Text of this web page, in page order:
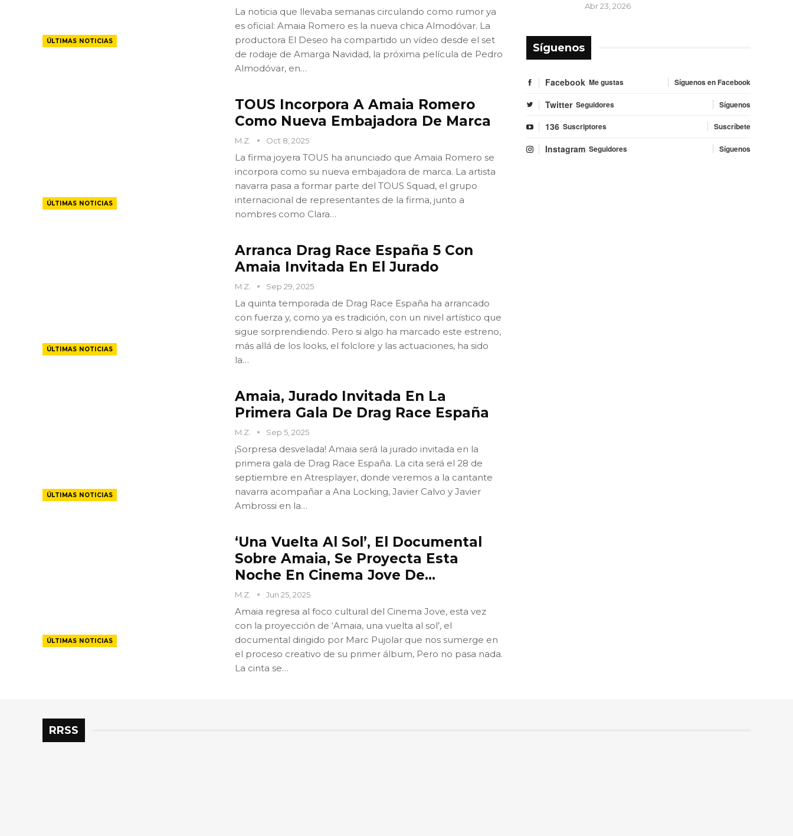
ÚLTIMAS NOTICIAS
La noticia que llevaba semanas circulando como rumor ya
es oficial: Amaia Romero es la nueva chica Almodóvar. La
productora El Deseo ha compartido un vídeo desde el set
de rodaje de Amarga Navidad, la próxima película de Pedro
Almodóvar, en…
ÚLTIMAS NOTICIAS
TOUS Incorpora A Amaia Romero
Como Nueva Embajadora De Marca
M.Z. Oct 8, 2025
La firma joyera TOUS ha anunciado que Amaia Romero se
incorpora como su nueva embajadora de marca. La artista
navarra pasa a formar parte del TOUS Squad, el grupo
internacional de representantes de la firma, junto a
nombres como Clara…
ÚLTIMAS NOTICIAS
Arranca Drag Race España 5 Con
Amaia Invitada En El Jurado
M.Z. Sep 29, 2025
La quinta temporada de Drag Race España ha arrancado
con fuerza y, como ya es tradición, con un nivel artístico que
sigue sorprendiendo. Pero si algo ha marcado este estreno,
más allá de los looks, el folclore y las actuaciones, ha sido
la…
ÚLTIMAS NOTICIAS
Amaia, Jurado Invitada En La
Primera Gala De Drag Race España
M.Z. Sep 5, 2025
¡Sorpresa desvelada! Amaia será la jurado invitada en la
primera gala de Drag Race España. La cita será el 28 de
septiembre en Atresplayer, donde veremos a la cantante
navarra acompañar a Ana Locking, Javier Calvo y Javier
Ambrossi en la…
ÚLTIMAS NOTICIAS
‘Una Vuelta Al Sol’, El Documental
Sobre Amaia, Se Proyecta Esta
Noche En Cinema Jove De…
M.Z. Jun 25, 2025
Amaia regresa al foco cultural del Cinema Jove, esta vez
con la proyección de ‘Amaia, una vuelta al sol’, el
documental dirigido por Marc Pujolar que nos sumerge en
el proceso creativo de su primer álbum, Pero no pasa nada.
La cinta se…
Abr 23, 2026
Síguenos
Facebook Me gustas Síguenos en Facebook
Twitter Seguidores Síguenos
136 Suscriptores Suscríbete
Instagram Seguidores Síguenos
RRSS